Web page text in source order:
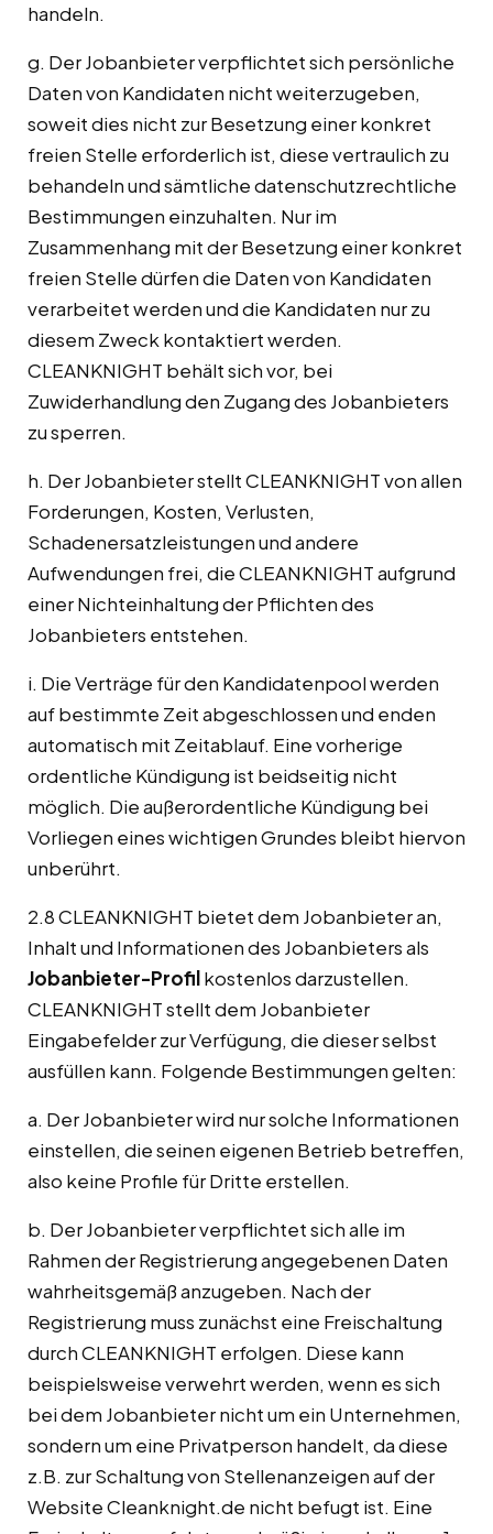
handeln.
g. Der Jobanbieter verpflichtet sich persönliche
Daten von Kandidaten nicht weiterzugeben,
soweit dies nicht zur Besetzung einer konkret
freien Stelle erforderlich ist, diese vertraulich zu
behandeln und sämtliche datenschutzrechtliche
Bestimmungen einzuhalten. Nur im
Zusammenhang mit der Besetzung einer konkret
freien Stelle dürfen die Daten von Kandidaten
verarbeitet werden und die Kandidaten nur zu
diesem Zweck kontaktiert werden.
CLEANKNIGHT behält sich vor, bei
Zuwiderhandlung den Zugang des Jobanbieters
zu sperren.
h. Der Jobanbieter stellt CLEANKNIGHT von allen
Forderungen, Kosten, Verlusten,
Schadenersatzleistungen und andere
Aufwendungen frei, die CLEANKNIGHT aufgrund
einer Nichteinhaltung der Pflichten des
Jobanbieters entstehen.
i. Die Verträge für den Kandidatenpool werden
auf bestimmte Zeit abgeschlossen und enden
automatisch mit Zeitablauf. Eine vorherige
ordentliche Kündigung ist beidseitig nicht
möglich. Die außerordentliche Kündigung bei
Vorliegen eines wichtigen Grundes bleibt hiervon
unberührt.
2.8 CLEANKNIGHT bietet dem Jobanbieter an,
Inhalt und Informationen des Jobanbieters als
Jobanbieter-Profilkostenlos darzustellen.
CLEANKNIGHT stellt dem Jobanbieter
Eingabefelder zur Verfügung, die dieser selbst
ausfüllen kann. Folgende Bestimmungen gelten:
a. Der Jobanbieter wird nur solche Informationen
einstellen, die seinen eigenen Betrieb betreffen,
also keine Profile für Dritte erstellen.
b. Der Jobanbieter verpflichtet sich alle im
Rahmen der Registrierung angegebenen Daten
wahrheitsgemäß anzugeben. Nach der
Registrierung muss zunächst eine Freischaltung
durch CLEANKNIGHT erfolgen. Diese kann
beispielsweise verwehrt werden, wenn es sich
bei dem Jobanbieter nicht um ein Unternehmen,
sondern um eine Privatperson handelt, da diese
z.B. zur Schaltung von Stellenanzeigen auf der
Website Cleanknight.de nicht befugt ist. Eine